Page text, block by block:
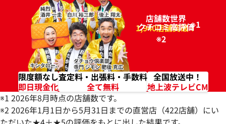
店舗数世界
1,940店舗突破！
※1
クチコミ高評価
96.2%
※2
限度額なし
即日現金化
査定料・出張料・手数料
全て無料
全国放送中！
地上波テレビCM
※1 2026年8月時点の店舗数です。
※2 2026年1月1日から5月31日までの直営店（422店舗）にい